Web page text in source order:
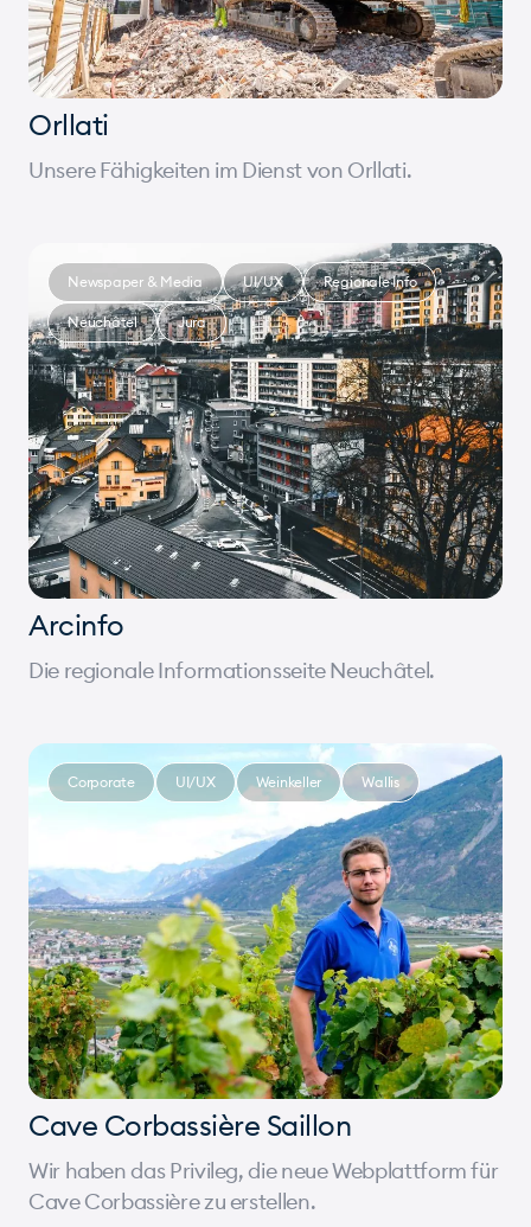
Orllati
Unsere Fähigkeiten im Dienst von Orllati.
Arcinfo
Die regionale Informationsseite Neuchâtel.
Newspaper & Media UI/UX Regionale Info
Neuchâtel Jura
Cave Corbassière Saillon
Wir haben das Privileg, die neue Webplattform für
Cave Corbassière zu erstellen.
Corporate UI/UX Weinkeller Wallis